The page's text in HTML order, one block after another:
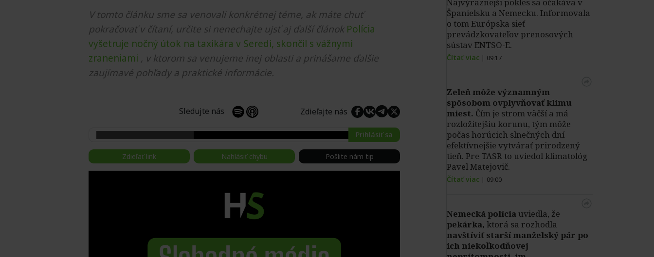
V tomto článku sme sa venovali konkrétnej téme, ak máte chuť
pokračovať v čítaní, určite si nenechajte ujsť aj ďalší článok Polícia
vyšetruje nočný útok na taxikára v Seredi, skončil s vážnymi
zraneniami , v ktorom sa venujeme inej oblasti a prinášame ďalšie
zaujímavé pohľady a praktické informácie.
Sledujte nás Zdieľajte nás
Prihlásiť sa
Zdieľať link Nahlásiť chybu Pošlite nám tip
Španielsku a Nemecku. Informovala
o tom Európska sieť
prevádzkovateľov prenosových
sústav ENTSO-E.
Čítať viac | 09:17
Zeleň môže významným
spôsobom ovplyvňovať klímu
miest. Čím je strom väčší a má
rozložitejšiu korunu, tým môže
počas horúcich slnečných dní
efektívnejšie vytvárať prirodzený
tieň. Pre TASR to uviedol klimatológ
Pavel Matejovič.
Čítať viac | 09:00
Nemecká polícia uviedla, že
pekárka, ktorá sa rozhodla
navštíviť starší manželský pár po
ich niekoľkodňovej